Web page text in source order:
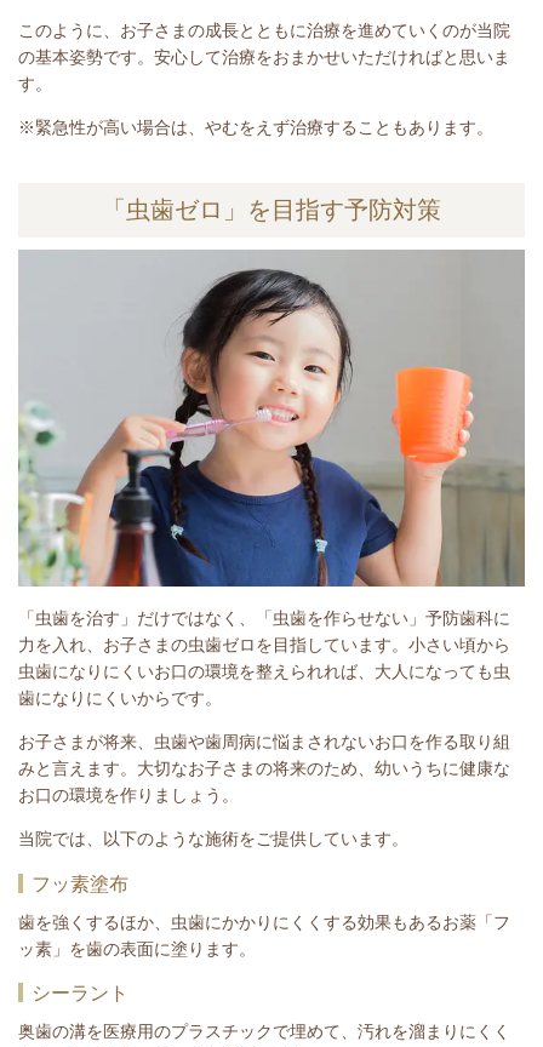
このように、お子さまの成長とともに治療を進めていくのが当院
の基本姿勢です。安心して治療をおまかせいただければと思いま
す。
※緊急性が高い場合は、やむをえず治療することもあります。
「虫歯ゼロ」を目指す予防対策
「虫歯を治す」だけではなく、「虫歯を作らせない」予防歯科に
力を入れ、お子さまの虫歯ゼロを目指しています。小さい頃から
虫歯になりにくいお口の環境を整えられれば、大人になっても虫
歯になりにくいからです。
お子さまが将来、虫歯や歯周病に悩まされないお口を作る取り組
みと言えます。大切なお子さまの将来のため、幼いうちに健康な
お口の環境を作りましょう。
当院では、以下のような施術をご提供しています。
フッ素塗布
歯を強くするほか、虫歯にかかりにくくする効果もあるお薬「フ
ッ素」を歯の表面に塗ります。
シーラント
奥歯の溝を医療用のプラスチックで埋めて、汚れを溜まりにくく